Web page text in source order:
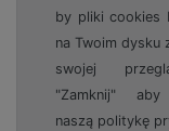
by pliki cookies
na Twoim dysku
swojej
"Zamknij" aby
naszą politykę